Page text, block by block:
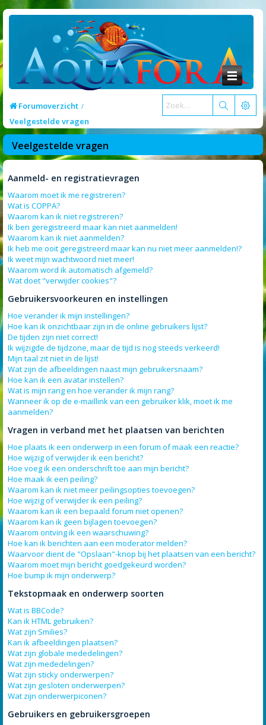
Forumoverzicht
Veelgestelde vragen
Veelgestelde vragen
Aanmeld- en registratievragen
Waarom moet ik me registreren?
Wat is COPPA?
Waarom kan ik niet registreren?
Ik ben geregistreerd maar kan niet aanmelden!
Waarom kan ik niet aanmelden?
Ik heb me ooit geregistreerd maar kan nu niet meer aanmelden!?
Ik weet mijn wachtwoord niet meer!
Waarom word ik automatisch afgemeld?
Wat doet "verwijder cookies"?
Gebruikersvoorkeuren en instellingen
Hoe verander ik mijn instellingen?
Hoe kan ik onzichtbaar zijn in de online gebruikers lijst?
De tijden zijn niet correct!
Ik wijzigde de tijdzone, maar de tijd is nog steeds verkeerd!
Mijn taal zit niet in de lijst!
Wat zijn de afbeeldingen naast mijn gebruikersnaam?
Hoe kan ik een avatar instellen?
Wat is mijn rang en hoe verander ik mijn rang?
Wanneer ik op de e-maillink van een gebruiker klik, moet ik me
aanmelden?
Vragen in verband met het plaatsen van berichten
Hoe plaats ik een onderwerp in een forum of maak een reactie?
Hoe wijzig of verwijder ik een bericht?
Hoe voeg ik een onderschrift toe aan mijn bericht?
Hoe maak ik een peiling?
Waarom kan ik niet meer peilingsopties toevoegen?
Hoe wijzig of verwijder ik een peiling?
Waarom kan ik een bepaald forum niet openen?
Waarom kan ik geen bijlagen toevoegen?
Waarom ontving ik een waarschuwing?
Hoe kan ik berichten aan een moderator melden?
Waarvoor dient de "Opslaan"-knop bij het plaatsen van een bericht?
Waarom moet mijn bericht goedgekeurd worden?
Hoe bump ik mijn onderwerp?
Tekstopmaak en onderwerp soorten
Wat is BBCode?
Kan ik HTML gebruiken?
Wat zijn Smilies?
Kan ik afbeeldingen plaatsen?
Wat zijn globale mededelingen?
Wat zijn mededelingen?
Wat zijn sticky onderwerpen?
Wat zijn gesloten onderwerpen?
Wat zijn onderwerpiconen?
Gebruikers en gebruikersgroepen